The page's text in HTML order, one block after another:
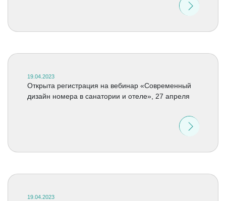
19.04.2023
Открыта регистрация на вебинар «Современный
дизайн номера в санатории и отеле», 27 апреля
19.04.2023